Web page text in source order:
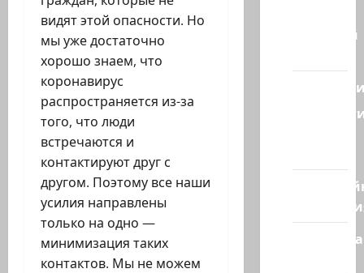
видят этой опасности. Но
мы уже достаточно
хорошо знаем, что
коронавирус
распространяется из-за
того, что люди
встречаются и
контактируют друг с
другом. Поэтому все наши
усилия направлены
только на одно —
минимизация таких
контактов. Мы не можем
Ближний
Полемика